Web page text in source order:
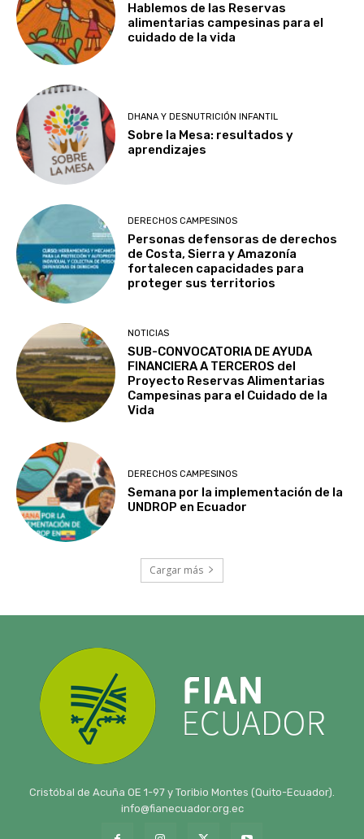
Hablemos de las Reservas
alimentarias campesinas para el
cuidado de la vida
DHANA Y DESNUTRICIÓN INFANTIL
Sobre la Mesa: resultados y
aprendizajes
DERECHOS CAMPESINOS
Personas defensoras de derechos
de Costa, Sierra y Amazonía
fortalecen capacidades para
proteger sus territorios
NOTICIAS
SUB-CONVOCATORIA DE AYUDA
FINANCIERA A TERCEROS del
Proyecto Reservas Alimentarias
Campesinas para el Cuidado de la
Vida
DERECHOS CAMPESINOS
Semana por la implementación de la
UNDROP en Ecuador
Cargar más
Cristóbal de Acuña OE 1-97 y Toribio Montes (Quito-Ecuador).
info@fianecuador.org.ec